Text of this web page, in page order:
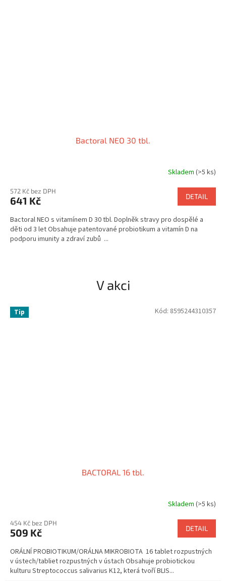
Bactoral NEO 30 tbl.
produktu
je
z
5
hvězdiček.
Skladem(>5 ks)
572 Kč bez DPH
641 Kč DETAIL
Bactoral NEO s vitamínem D 30 tbl. Doplněk stravy pro dospělé a
děti od 3 let Obsahuje patentované probiotikum a vitamín D na
podporu imunity a zdraví zubů ...
V akci
Tip
BACTORAL 16 tbl.
produktu
je
z
5
hvězdiček.
Skladem(>5 ks)
454 Kč bez DPH
509 Kč DETAIL
ORÁLNÍ PROBIOTIKUM/ORÁLNA MIKROBIOTA 16 tablet rozpustných
v ústech/tabliet rozpustných v ústach Obsahuje probiotickou
kulturu Streptococcus salivarius K12, která tvoří BLIS...
Kód: 8595244310357